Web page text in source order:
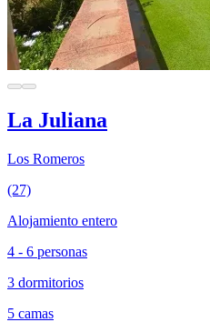
La Juliana
Los Romeros
(27)
Alojamiento entero
4 - 6 personas
3 dormitorios
5 camas